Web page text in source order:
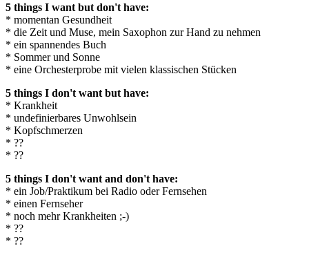
5 things I want but don't have:
* momentan Gesundheit
* die Zeit und Muse, mein Saxophon zur Hand zu nehmen
* ein spannendes Buch
* Sommer und Sonne
* eine Orchesterprobe mit vielen klassischen Stücken
5 things I don't want but have:
* Krankheit
* undefinierbares Unwohlsein
* Kopfschmerzen
* ??
* ??
5 things I don't want and don't have:
* ein Job/Praktikum bei Radio oder Fernsehen
* einen Fernseher
* noch mehr Krankheiten ;-)
* ??
* ??